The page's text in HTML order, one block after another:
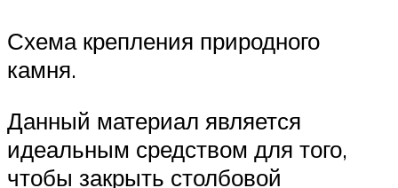
Схема крепления природного
камня.
Данный материал является
идеальным средством для того,
чтобы закрыть столбовой